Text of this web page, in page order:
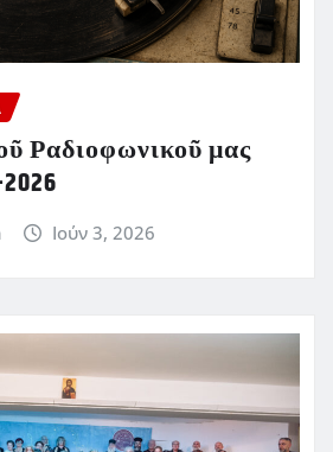
Ραδιοφωνικοῦ μας
Ιούν 3, 2026